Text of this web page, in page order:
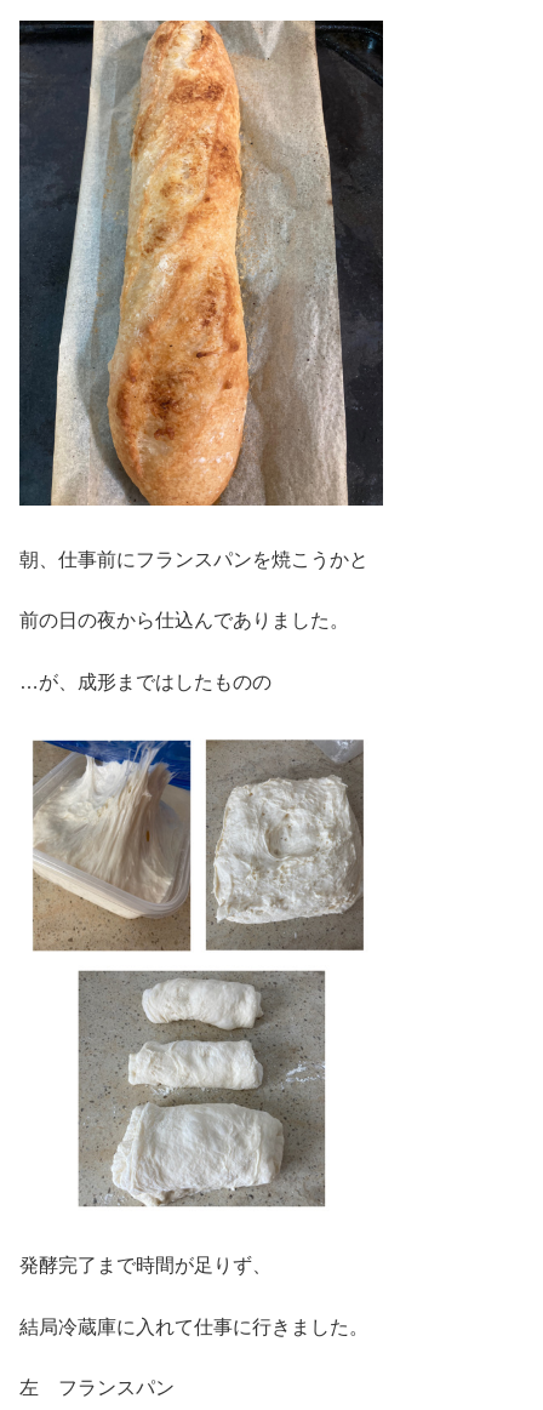
朝、仕事前にフランスパンを焼こうかと
前の日の夜から仕込んでありました。
…が、成形まではしたものの
発酵完了まで時間が足りず、
結局冷蔵庫に入れて仕事に行きました。
左 フランスパン